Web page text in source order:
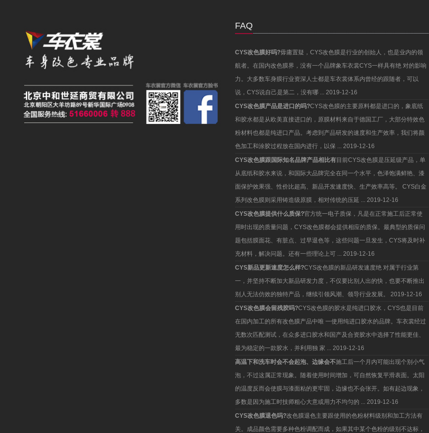
FAQ
CYS改色膜好吗?毋庸置疑，CYS改色膜是行业的创始人，也是业内的领
航者。在国内改色膜界，没有一个品牌象车衣裳CYS一样具有绝 对的影响
力。大多数车身膜行业资深人士都是车衣裳体系内曾经的跟随者，可以
说，CYS说自己是第二，没有哪 ...
2019-12-16
CYS改色膜产品是进口的吗?CYS改色膜的主要原料都是进口的，象底纸
和胶水都是从欧美直接进口的，原膜材料来自于德国工厂，大部分特效色
粉材料也都是纯进口产品。考虑到产品研发的速度和生产效率，我们将颜
色加工和涂胶过程放在国内进行，以保 ...
2019-12-16
CYS改色膜跟国际知名品牌产品相比有目前CYS改色膜是压延级产品，单
从底纸和胶水来说，和国际大品牌完全在同一个水平，色泽饱满鲜艳、漆
面保护效果强、性价比超高、新品开发速度快、生产效率高等。 CYS白金
系列改色膜则采用铸造级原膜，相对传统的压延 ...
2019-12-16
CYS改色膜提供什么质保?官方统一电子质保，凡是在正常施工后正常使
用时出现的质量问题，CYS改色膜都会提供相应的质保。最典型的质保问
题包括膜面花、有脏点、过早退色等，这些问题一旦发生，CYS将及时补
充材料，解决问题。还有一些理论上可 ...
2019-12-16
CYS新品更新速度怎么样?CYS改色膜的新品研发速度绝 对属于行业第
一，并坚持不断加大新品研发力度，不仅要比别人出的快，也要不断推出
别人无法仿效的独特产品，继续引领风潮、领导行业发展。
2019-12-16
CYS改色膜会留残胶吗?CYS改色膜的胶水是纯进口胶水，CYS也是目前
在国内加工的所有改色膜产品中唯 一使用纯进口胶水的品牌。车衣裳经过
无数次匹配测试，在众多进口胶水和国产及合资胶水中选择了性能更佳、
最为稳定的一款胶水，并利用独 家 ...
2019-12-16
高温下和洗车时会不会起泡、边缘会不施工后一个月内可能出现个别小气
泡，不过这属正常现象。随着使用时间增加，可自然恢复平滑表面。太阳
的温度反而会使膜与漆面粘的更牢固，边缘也不会张开。如有起边现象，
多数是因为施工时技师粗心大意或用力不均匀的 ...
2019-12-16
CYS改色膜退色吗?改色膜退色主要跟使用的色粉材料级别和加工方法有
关。成品颜色需要多种色粉调配而成，如果其中某个色粉的级别不达标，